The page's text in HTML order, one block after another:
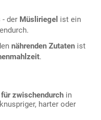
- der Müsliriegel ist ein
nährenden Zutaten ist
.
zwischendurch in
harter oder